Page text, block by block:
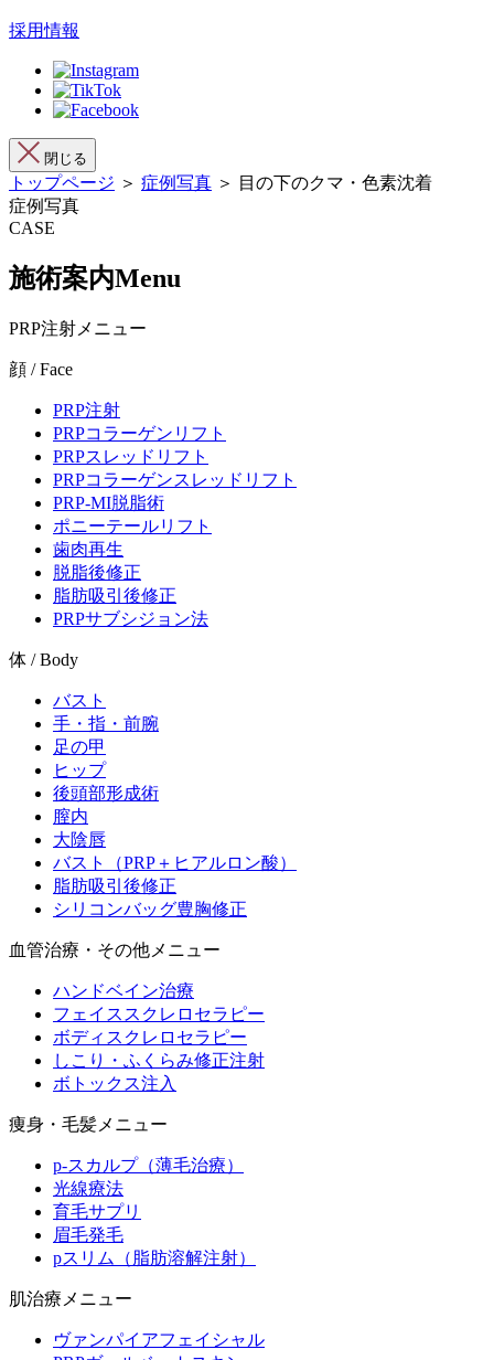
採用情報
閉じる
トップページ ＞ 症例写真 ＞ 目の下のクマ・色素沈着
症例写真
CASE
施術案内Menu
PRP注射メニュー
顔 / Face
PRP注射
PRPコラーゲンリフト
PRPスレッドリフト
PRPコラーゲンスレッドリフト
PRP-MI脱脂術
ポニーテールリフト
歯肉再生
脱脂後修正
脂肪吸引後修正
PRPサブシジョン法
体 / Body
バスト
手・指・前腕
足の甲
ヒップ
後頭部形成術
膣内
大陰唇
バスト（PRP＋ヒアルロン酸）
脂肪吸引後修正
シリコンバッグ豊胸修正
血管治療・その他メニュー
ハンドベイン治療
フェイススクレロセラピー
ボディスクレロセラピー
しこり・ふくらみ修正注射
ボトックス注入
痩身・毛髪メニュー
p-スカルプ（薄毛治療）
光線療法
育毛サプリ
眉毛発毛
pスリム（脂肪溶解注射）
肌治療メニュー
ヴァンパイアフェイシャル